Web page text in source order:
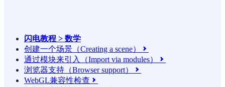
闪电教程 > 数学
创建一个场景（Creating a scene）

通过模块来引入（Import via modules） 
浏览器支持（Browser support） 
WebGL兼容性检查 